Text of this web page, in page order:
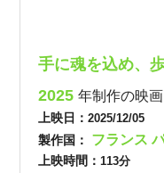
手に魂を込め、
2025年制作の映画
上映日：2025/12/05
製作国： フランス
上映時間： 113分